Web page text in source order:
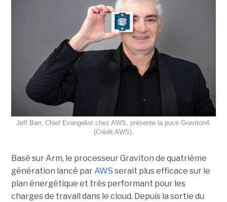
Jeff Barr, Chief Evangelist chez AWS, présente la puce Graviton4.
(Crédit AWS).
Basé sur Arm, le processeur Graviton de quatrième
génération lancé parAWS serait plus efficace sur le
plan énergétique et très performant pour les
charges de travail dans le cloud. Depuis la sortie du